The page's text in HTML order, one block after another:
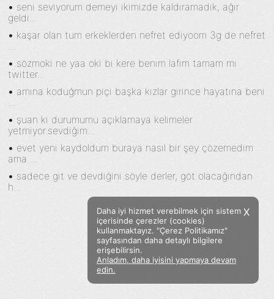
Facebook Twitter Instagram
Sözümoki © 2020 - V.8
• seni seviyorum demeyi ikimizde kaldıramadık, ağır
geldi...
• kaşar olan tum erkeklerden nefret ediyoom 3g de nefret
...
• sözmoki ne yaa oki bi kere benım lafım tamam mı
twitter...
• amına koduğmun piçi başka kızlar girince hayatına beni
...
• şuan ki durumumu açıklamaya kelimeler
yetmiyor.sevdiğim...
• evet yeni kaydoldum buraya nasıl bir şey çözemedim
ama ...
• sadece git ve devdiğini söyle derler, göt olacağından
h...
X
Daha iyi hizmet verebilmek için sistem
içerisinde çerezler (cookies)
kullanmaktayız. "Çerez Politikamız"
sayfasından daha detaylı bilgilere
erişebilirsin.
Anladım, daha iyisini yapmaya devam
edin.